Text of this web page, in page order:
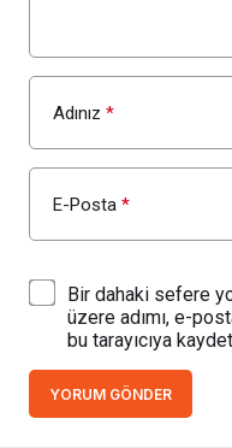
Adınız *
E-Posta *
Bir dahaki sefere
üzere adımı, e-
bu tarayıcıya
YORUM GÖNDER